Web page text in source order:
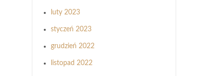
luty 2023
styczeń 2023
grudzień 2022
listopad 2022